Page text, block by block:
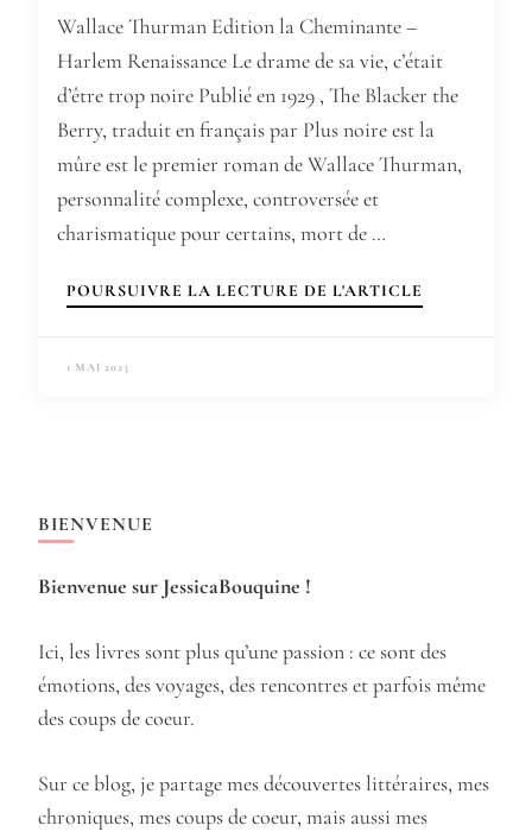
Wallace Thurman Edition la Cheminante –
Harlem Renaissance Le drame de sa vie, c’était
d’être trop noire Publié en 1929 , The Blacker the
Berry, traduit en français par Plus noire est la
mûre est le premier roman de Wallace Thurman,
personnalité complexe, controversée et
charismatique pour certains, mort de …
POURSUIVRE LA LECTURE DE L'ARTICLE
1 MAI 2023
BIENVENUE
Bienvenue sur JessicaBouquine !
Ici, les livres sont plus qu’une passion : ce sont des
émotions, des voyages, des rencontres et parfois même
des coups de coeur.
Sur ce blog, je partage mes découvertes littéraires, mes
chroniques, mes coups de coeur, mais aussi mes